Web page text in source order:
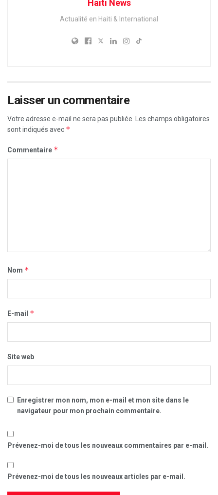
Haiti News
Actualité en Haiti & International
Laisser un commentaire
Votre adresse e-mail ne sera pas publiée. Les champs obligatoires
sont indiqués avec *
Commentaire *
Nom *
E-mail *
Site web
Enregistrer mon nom, mon e-mail et mon site dans le
navigateur pour mon prochain commentaire.
Prévenez-moi de tous les nouveaux commentaires par e-mail.
Prévenez-moi de tous les nouveaux articles par e-mail.